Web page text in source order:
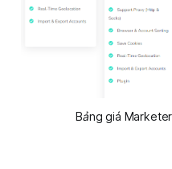
Bảng giá